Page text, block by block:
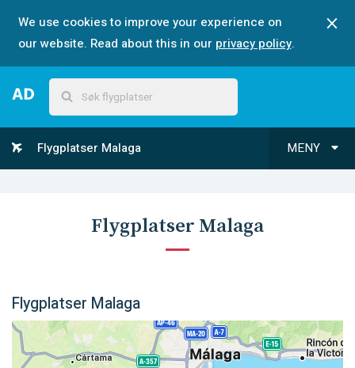
We use cookies to improve your experience on
our website. Read about this in our privacy policy.
MENY
Flygplatser Malaga
Flygplatser Malaga
Flygplatser Malaga